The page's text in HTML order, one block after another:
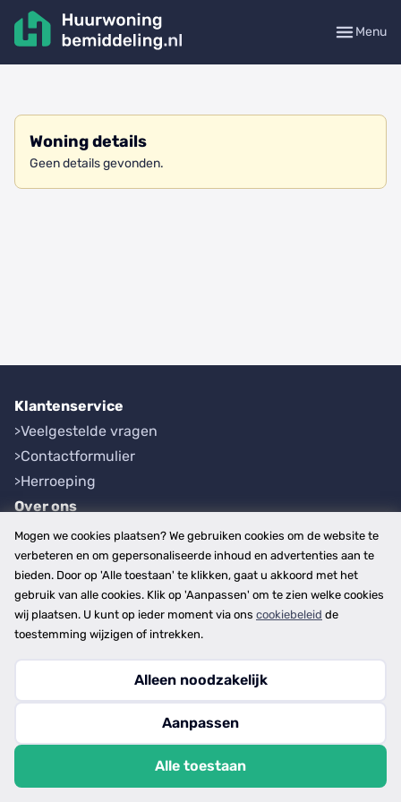
Menu
Woning details
Geen details gevonden.
Klantenservice
Veelgestelde vragen
Contactformulier
Herroeping
Over ons
Bedrijfsgegevens
Werkwijze
Overzichten
Plaatsen
Provincies
Copyright © 2026
privacy- en cookiebeleid
Mogen we cookies plaatsen? We gebruiken cookies om de website te
verbeteren en om gepersonaliseerde inhoud en advertenties aan te
bieden. Door op 'Alle toestaan' te klikken, gaat u akkoord met het
gebruik van alle cookies. Klik op 'Aanpassen' om te zien welke cookies
wij plaatsen. U kunt op ieder moment via ons cookiebeleid de
toestemming wijzigen of intrekken.
Alleen noodzakelijk
Aanpassen
Alle toestaan